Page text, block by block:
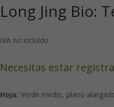
Long Jing Bio:
IVA no incluido
Necesitas estar
Hoja: Verde medio, plano